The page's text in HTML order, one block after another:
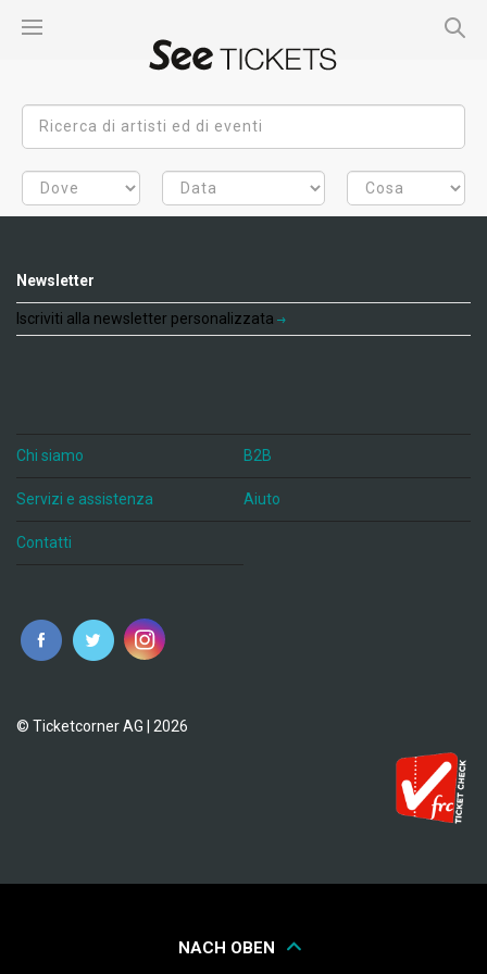
Newsletter
Iscriviti alla newsletter personalizzata
Chi siamo B2B
Servizi e assistenza Aiuto
Contatti
© Ticketcorner AG | 2026
NACH OBEN